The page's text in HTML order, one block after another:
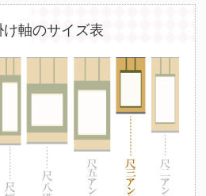
け軸のサイズ表